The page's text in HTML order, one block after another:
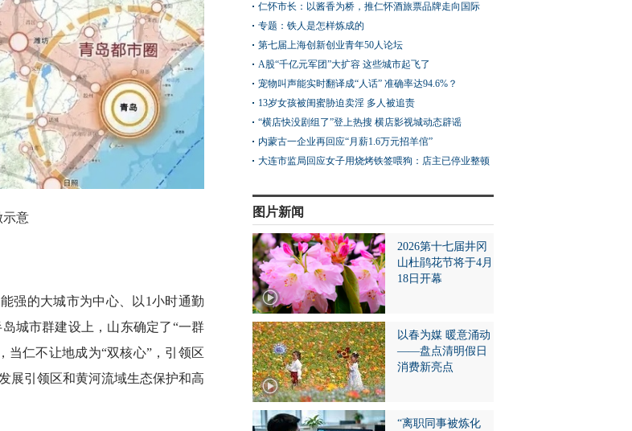
示意
强的大城市为中心、以1小时通勤
城市群建设上，山东确定了“一群
当仁不让地成为“双核心”，引领区
展引领区和黄河流域生态保护和高
仁怀市长：以酱香为桥，推仁怀酒旅票品牌走向国际
专题：铁人是怎样炼成的
第七届上海创新创业青年50人论坛
A股“千亿元军团”大扩容 这些城市起飞了
宠物叫声能实时翻译成“人话” 准确率达94.6%？
13岁女孩被闺蜜胁迫卖淫 多人被追责
“横店快没剧组了”登上热搜 横店影视城动态辟谣
内蒙古一企业再回应“月薪1.6万元招羊倌”
大连市监局回应女子用烧烤铁签喂狗：店主已停业整顿
图片新闻
2026第十七届井冈
山杜鹃花节将于4月
18日开幕
以春为媒 暖意涌动
——盘点清明假日
消费新亮点
“离职同事被炼化